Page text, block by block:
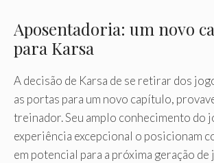
Aposentadoria: um novo
para Karsa
A decisão de Karsa de se retirar dos
as portas para um novo capítulo,
treinador. Seu amplo conhecimento do
experiência excepcional o posicionam
em potencial para a próxima geração de